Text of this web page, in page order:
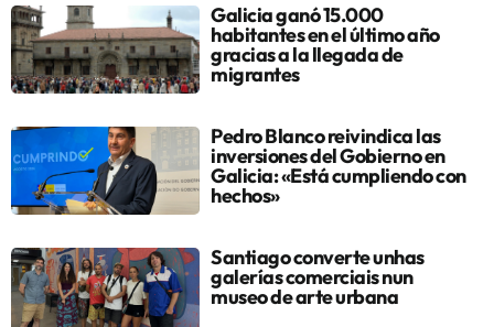
Galicia ganó 15.000
habitantes en el último año
gracias a la llegada de
migrantes
Pedro Blanco reivindica las
inversiones del Gobierno en
Galicia: «Está cumpliendo con
hechos»
Santiago converte unhas
galerías comerciais nun
museo de arte urbana